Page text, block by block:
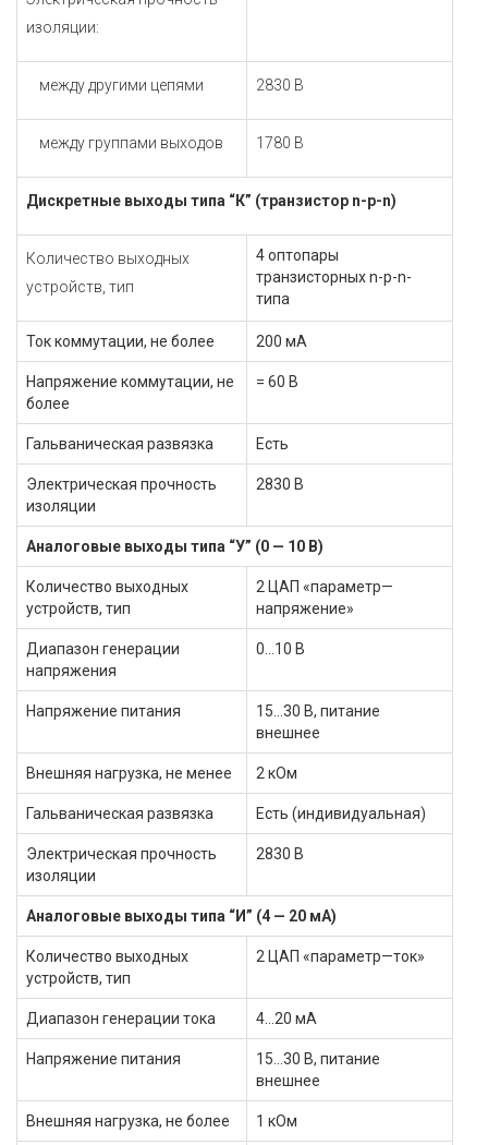
изоляции:
между другими цепями 2830 В
между группами выходов 1780 В
Дискретные выходы типа “К” (транзистор n-p-n)
Количество выходных
устройств, тип
4 оптопары
транзисторных n-p-n-
типа
Ток коммутации, не более 200 мА
Напряжение коммутации, не
более
= 60 В
Гальваническая развязка Есть
Электрическая прочность
изоляции
2830 В
Аналоговые выходы типа “У” (0 — 10 В)
Количество выходных
устройств, тип
2 ЦАП «параметр—
напряжение»
Диапазон генерации
напряжения
0…10 В
Напряжение питания
15…30 В, питание
внешнее
Внешняя нагрузка, не менее 2 кОм
Гальваническая развязка Есть (индивидуальная)
Электрическая прочность
изоляции
2830 В
Аналоговые выходы типа “И” (4 — 20 мА)
Количество выходных
устройств, тип
2 ЦАП «параметр—ток»
Диапазон генерации тока 4…20 мА
Напряжение питания
15…30 В, питание
внешнее
Внешняя нагрузка, не более 1 кОм